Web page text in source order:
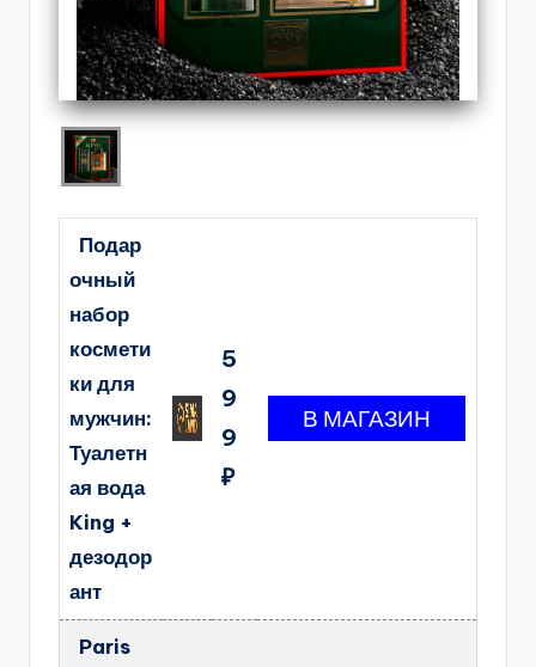
Подар
очный
набор
космети
ки для
мужчин:
Туалетн
ая вода
King +
дезодор
ант
5
9
9
₽
Paris